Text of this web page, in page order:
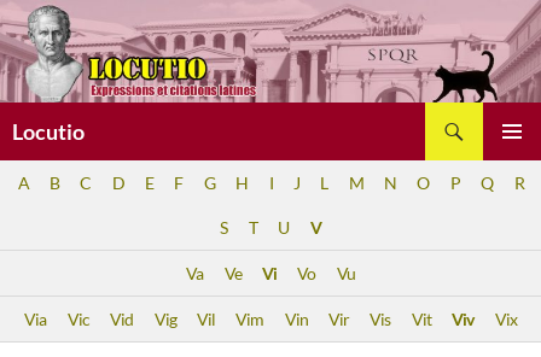
Aller
au
contenu
Locutio
A B C D E F G H I J L M N O P Q R
S T U V
Va Ve Vi Vo Vu
Via Vic Vid Vig Vil Vim Vin Vir Vis Vit Viv Vix